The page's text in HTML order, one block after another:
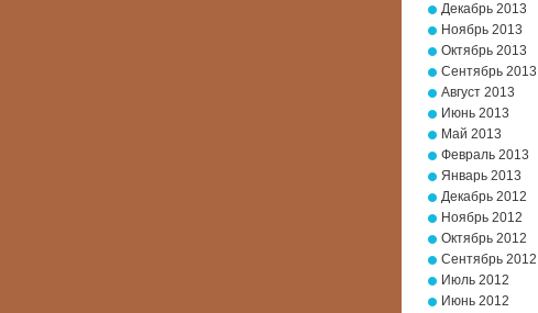
Декабрь 2013
Ноябрь 2013
Октябрь 2013
Сентябрь 2013
Август 2013
Июнь 2013
Май 2013
Февраль 2013
Январь 2013
Декабрь 2012
Ноябрь 2012
Октябрь 2012
Сентябрь 2012
Июль 2012
Июнь 2012